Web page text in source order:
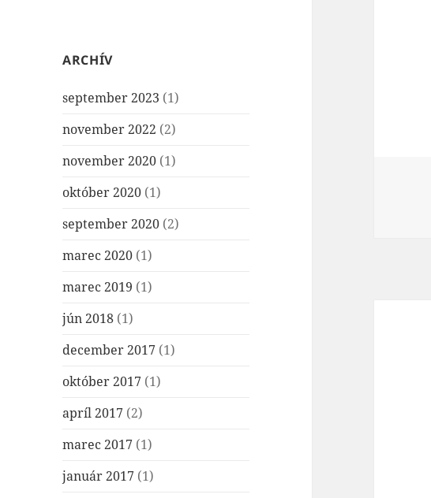
ARCHÍV
september 2023 (1)
november 2022 (2)
november 2020 (1)
október 2020 (1)
september 2020 (2)
marec 2020 (1)
marec 2019 (1)
jún 2018 (1)
december 2017 (1)
október 2017 (1)
apríl 2017 (2)
marec 2017 (1)
január 2017 (1)